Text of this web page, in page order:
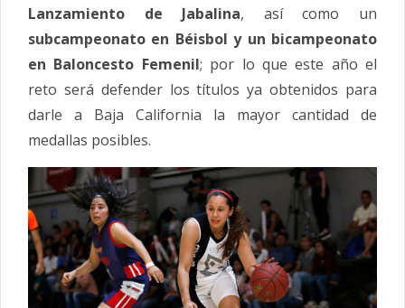
Lanzamiento de Jabalina, así como un
subcampeonato en Béisbol y un bicampeonato
en Baloncesto Femenil; por lo que este año el
reto será defender los títulos ya obtenidos para
darle a Baja California la mayor cantidad de
medallas posibles.